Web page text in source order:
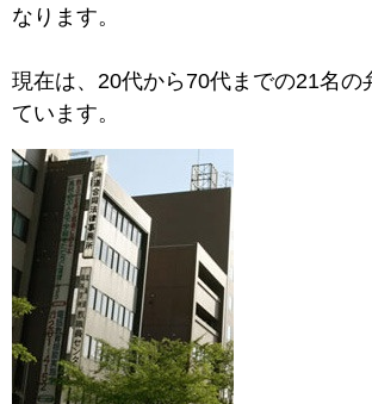
なります。
現在は、20代から70代までの21名の
ています。